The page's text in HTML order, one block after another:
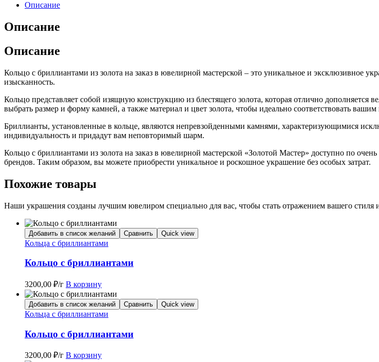
Описание
Описание
Описание
Кольцо с бриллиантами из золота на заказ в ювелирной мастерской – это уникальное и эксклюзивное
изысканность.
Кольцо представляет собой изящную конструкцию из блестящего золота, которая отлично
выбрать размер и форму камней, а также материал и цвет золота, чтобы идеально соответствовать
Бриллианты, установленные в кольце, являются непревзойденными камнями, характеризующимися
индивидуальность и придадут вам неповторимый шарм.
Кольцо с бриллиантами из золота на заказ в ювелирной мастерской «Золотой Мастер» доступно по
брендов. Таким образом, вы можете приобрести уникальное и роскошное украшение без особых затрат.
Похожие товары
Наши украшения созданы лучшим ювелиром специально для вас, чтобы стать отражением вашего стиля
Добавить в список желаний Сравнить Quick view
Кольца с бриллиантами
Кольцо с бриллиантами
3200,00 ₽/г В корзину
Добавить в список желаний Сравнить Quick view
Кольца с бриллиантами
Кольцо с бриллиантами
3200,00 ₽/г В корзину